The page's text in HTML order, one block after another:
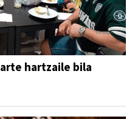
hartzaile bila